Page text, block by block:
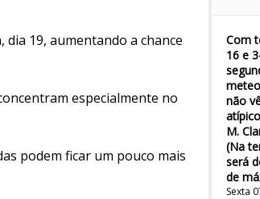
Com
16 e
não
M.
(Na
será
de
Sexta
19, aumentando a chance
especialmente no
podem ficar um pouco mais